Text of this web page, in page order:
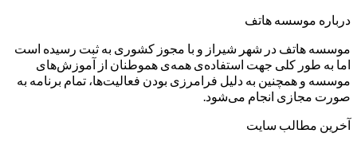
درباره موسسه هاتف
موسسه هاتف در شهر شیراز و با مجوز کشوری به ثبت رسیده است
اما به طور کلی جهت استفاده‌ی همه‌ی هموطنان از آموزش‌های
موسسه و همچنین به دلیل فرامرزی بودن فعالیت‌ها، تمام برنامه به
صورت مجازی انجام می‌شود.
آخرین مطالب سایت